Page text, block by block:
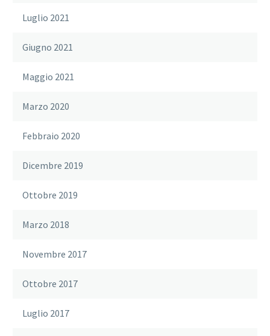
Luglio 2021
Giugno 2021
Maggio 2021
Marzo 2020
Febbraio 2020
Dicembre 2019
Ottobre 2019
Marzo 2018
Novembre 2017
Ottobre 2017
Luglio 2017